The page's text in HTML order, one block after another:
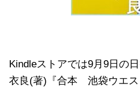
Kindleストアでは9月9日の
衣良(著)『合本 池袋ウエス